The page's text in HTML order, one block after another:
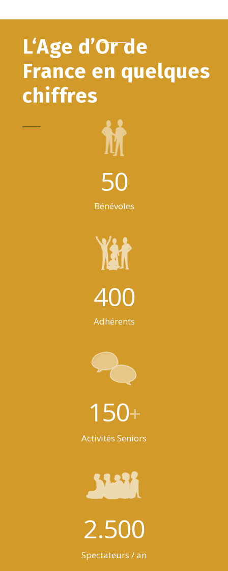
L‘Age d’Or de
France en quelques
chiffres
50
Bénévoles
400
Adhérents
150+
Activités Seniors
2.500
Spectateurs / an